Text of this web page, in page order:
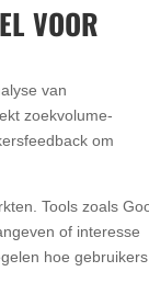
VOOR
van
zoekvolume-
om
Tools zoals
of interesse
hoe gebruikers